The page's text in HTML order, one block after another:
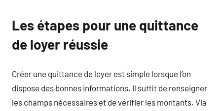
Les étapes pour une quittance
de loyer réussie
Créer une quittance de loyer est simple lorsque l’on
dispose des bonnes informations. Il suffit de renseigner
les champs nécessaires et de vérifier les montants. Via